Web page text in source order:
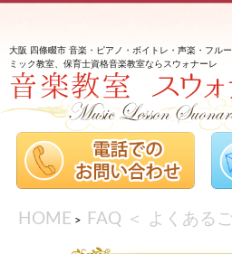
大阪 四條畷市 音楽・ピアノ・ボイトレ・声楽・フル
ミック教室、保育士資格音楽教室ならスウォナーレ
HOME > FAQ ＜ よくある